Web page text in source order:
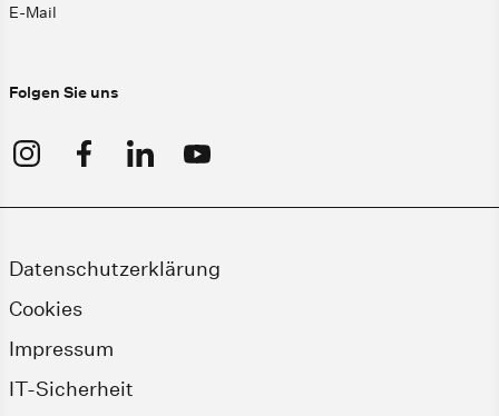
E-Mail
Folgen Sie uns
Datenschutzerklärung
Cookies
Impressum
IT-Sicherheit